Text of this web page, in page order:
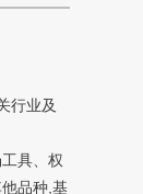
行业及
具、权
品种,基